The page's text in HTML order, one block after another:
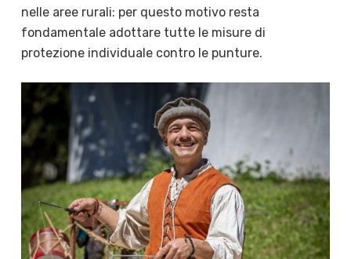
nelle aree rurali: per questo motivo resta
fondamentale adottare tutte le misure di
protezione individuale contro le punture.